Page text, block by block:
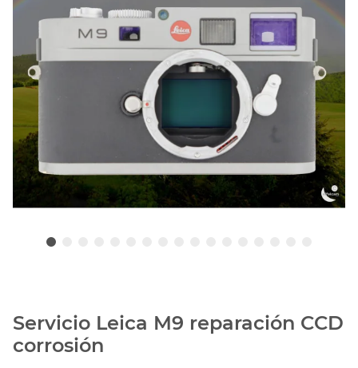
Servicio Leica M9 reparación CCD
corrosión